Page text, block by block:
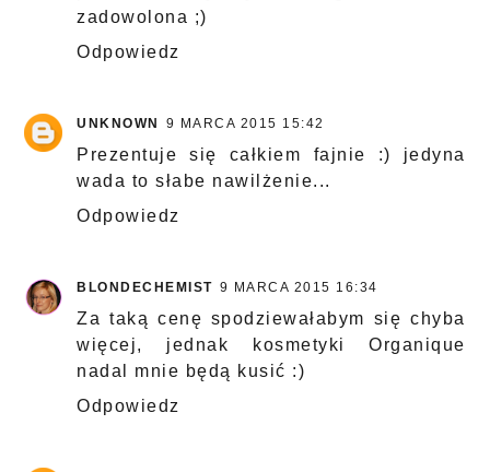
zadowolona ;)
Odpowiedz
UNKNOWN 9 MARCA 2015 15:42
Prezentuje się całkiem fajnie :) jedyna
wada to słabe nawilżenie...
Odpowiedz
BLONDECHEMIST 9 MARCA 2015 16:34
Za taką cenę spodziewałabym się chyba
więcej, jednak kosmetyki Organique
nadal mnie będą kusić :)
Odpowiedz